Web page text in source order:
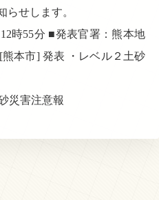
らせします。
時55分 ■発表官署：熊本地
本市] 発表 ・レベル２土砂
災害注意報